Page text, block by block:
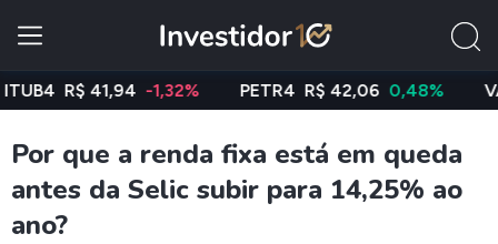
R$ 41,94 -1,32% PETR4 R$ 42,06 0,48% VALE3
Por que a renda fixa está em queda
antes da Selic subir para 14,25% ao
ano?